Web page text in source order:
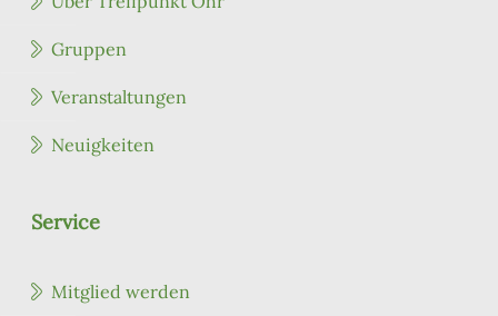
Gruppen
Veranstaltungen
Neuigkeiten
Service
Mitglied werden